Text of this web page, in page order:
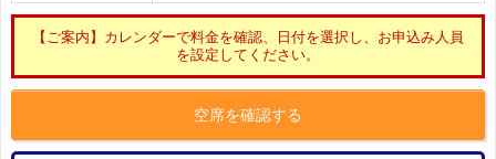
【ご案内】カレンダーで料金を確認、日付を選択し、お申込み人員
を設定してください。
空席を確認する